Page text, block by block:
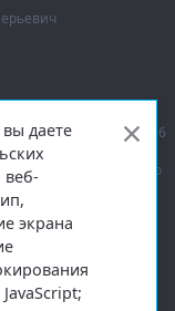
29»,
© 2016–2026
«Агентство
массовой
Федеральной
технологий
даете
веб-
экрана